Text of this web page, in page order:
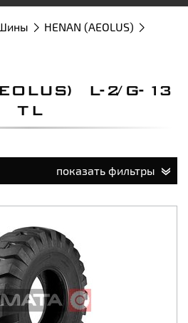
HENAN (AEOLUS)
L-2/G-13
TL
показать фильтры